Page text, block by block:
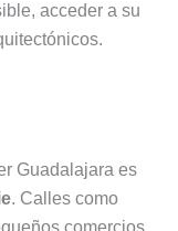
acceder a su
Guadalajara es
. Calles como